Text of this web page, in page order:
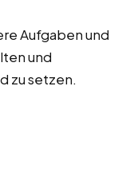
Aufgaben und
und
zu setzen.